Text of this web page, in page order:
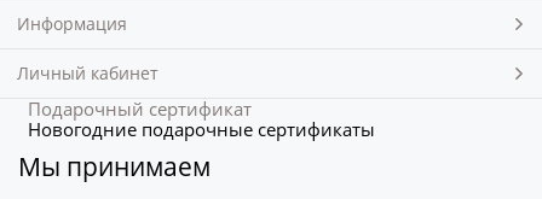
Информация
Личный кабинет
Подарочный сертификат
Новогодние подарочные сертификаты
Мы принимаем